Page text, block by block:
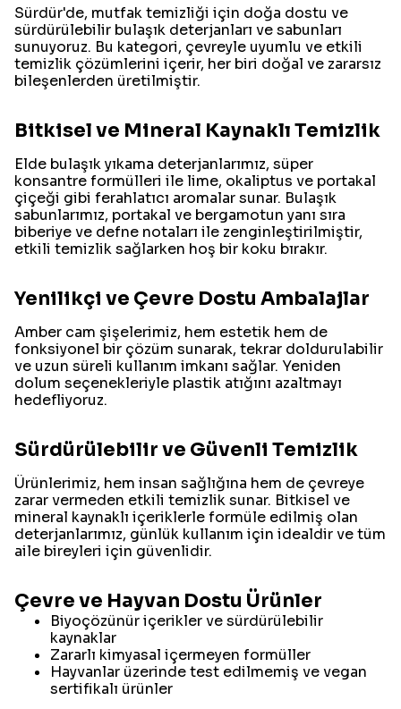
Sürdür'de, mutfak temizliği için doğa dostu ve
sürdürülebilir bulaşık deterjanları ve sabunları
sunuyoruz. Bu kategori, çevreyle uyumlu ve etkili
temizlik çözümlerini içerir, her biri doğal ve zararsız
bileşenlerden üretilmiştir.
Bitkisel ve Mineral Kaynaklı Temizlik
Elde bulaşık yıkama deterjanlarımız, süper
konsantre formülleri ile lime, okaliptus ve portakal
çiçeği gibi ferahlatıcı aromalar sunar. Bulaşık
sabunlarımız, portakal ve bergamotun yanı sıra
biberiye ve defne notaları ile zenginleştirilmiştir,
etkili temizlik sağlarken hoş bir koku bırakır.
Yenilikçi ve Çevre Dostu Ambalajlar
Amber cam şişelerimiz, hem estetik hem de
fonksiyonel bir çözüm sunarak, tekrar doldurulabilir
ve uzun süreli kullanım imkanı sağlar. Yeniden
dolum seçenekleriyle plastik atığını azaltmayı
hedefliyoruz.
Sürdürülebilir ve Güvenli Temizlik
Ürünlerimiz, hem insan sağlığına hem de çevreye
zarar vermeden etkili temizlik sunar. Bitkisel ve
mineral kaynaklı içeriklerle formüle edilmiş olan
deterjanlarımız, günlük kullanım için idealdir ve tüm
aile bireyleri için güvenlidir.
Çevre ve Hayvan Dostu Ürünler
Biyoçözünür içerikler ve sürdürülebilir
kaynaklar
Zararlı kimyasal içermeyen formüller
Hayvanlar üzerinde test edilmemiş ve vegan
sertifikalı ürünler